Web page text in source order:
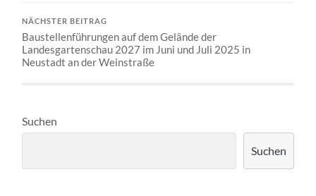
NÄCHSTER BEITRAG
Baustellenführungen auf dem Gelände der
Landesgartenschau 2027 im Juni und Juli 2025 in
Neustadt an der Weinstraße
Suchen
Suchen